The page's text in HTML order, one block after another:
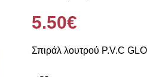
5.50€
Σπιράλ λουτρού P.V.C